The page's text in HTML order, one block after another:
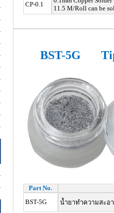
CP-0.1
11.5 M/Roll can be
BST-5G
Part No.
BST-5G
น้ำยาทำความสะอ